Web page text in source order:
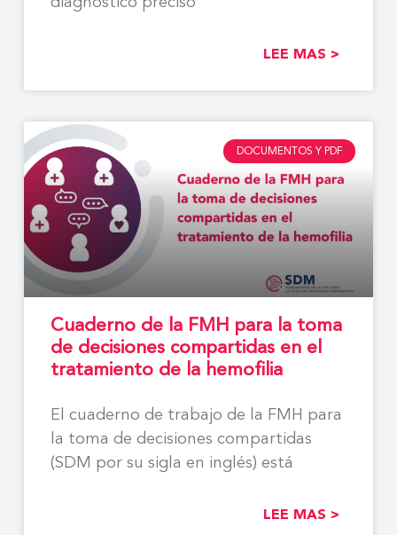
LEE MAS >
DOCUMENTOS Y PDF
Cuaderno de la FMH para la toma
de decisiones compartidas en el
tratamiento de la hemofilia
El cuaderno de trabajo de la FMH para
la toma de decisiones compartidas
(SDM por su sigla en inglés) está
LEE MAS >